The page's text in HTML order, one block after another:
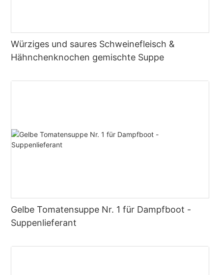
Würziges und saures Schweinefleisch &
Hähnchenknochen gemischte Suppe
Gelbe Tomatensuppe Nr. 1 für Dampfboot -
Suppenlieferant